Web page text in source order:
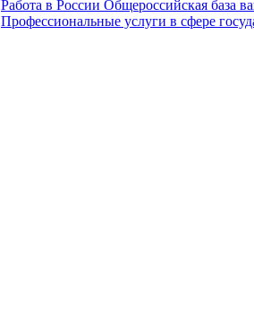
Работа в России Общероссийская база
Профессиональные услуги в сфере